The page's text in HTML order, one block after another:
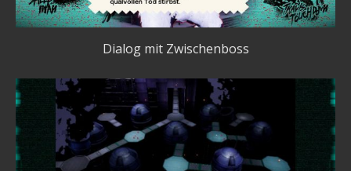
Dialog mit Zwischenboss